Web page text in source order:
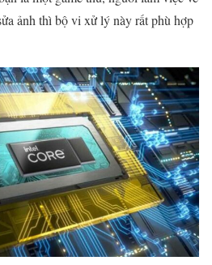
ảnh thì bộ vi xử lý này rất phù hợp